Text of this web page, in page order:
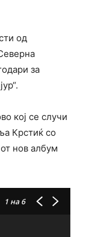
од
за
кој се случи
Крстиќ со
нов албум
1 на 6